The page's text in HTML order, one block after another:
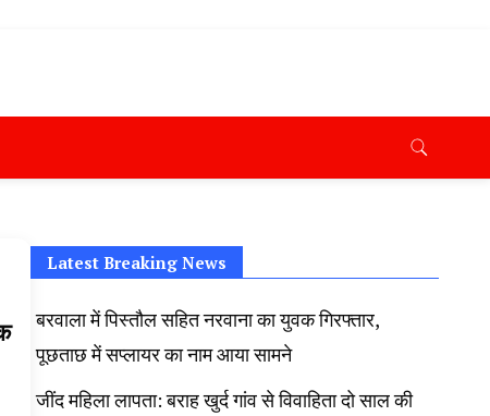
Khabar, Haryana Crime News Today, Weather
Porotet Update, Haryana Police Fir, Haryana
Latest Breaking News
बरवाला में पिस्तौल सहित नरवाना का युवक गिरफ्तार,
पूछताछ में सप्लायर का नाम आया सामने
जींद महिला लापता: बराह खुर्द गांव से विवाहिता दो साल की